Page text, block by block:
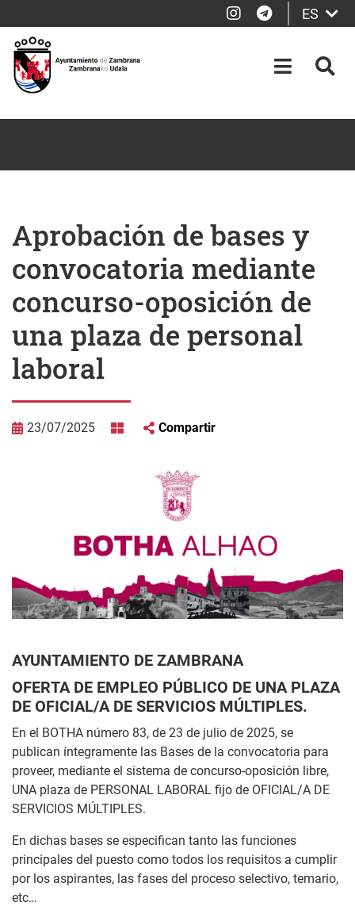
Instagram
Telegram
ES
OPEN-
Aprobación de bases y
convocatoria mediante
concurso-oposición de
una plaza de personal
laboral
23/07/2025 Compartir
AYUNTAMIENTO DE ZAMBRANA
OFERTA DE EMPLEO PÚBLICO DE UNA PLAZA
DE OFICIAL/A DE SERVICIOS MÚLTIPLES.
En el BOTHA número 83, de 23 de julio de 2025, se
publican íntegramente las Bases de la convocatoria para
proveer, mediante el sistema de concurso-oposición libre,
UNA plaza de PERSONAL LABORAL fijo de OFICIAL/A DE
SERVICIOS MÚLTIPLES.
En dichas bases se especifican tanto las funciones
principales del puesto como todos los requisitos a cumplir
por los aspirantes, las fases del proceso selectivo, temario,
etc…